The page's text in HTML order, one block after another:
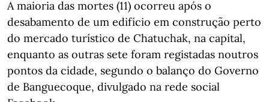
A maioria das mortes (11) ocorreu após o
desabamento de um edifício em construção perto
do mercado turístico de Chatuchak, na capital,
enquanto as outras sete foram registadas noutros
pontos da cidade, segundo o balanço do Governo
de Banguecoque, divulgado na rede social